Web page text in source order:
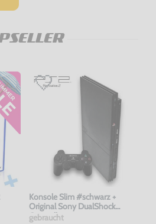
Konsole Slim #schwarz +
Original Sony DualShock
Controller
gebraucht